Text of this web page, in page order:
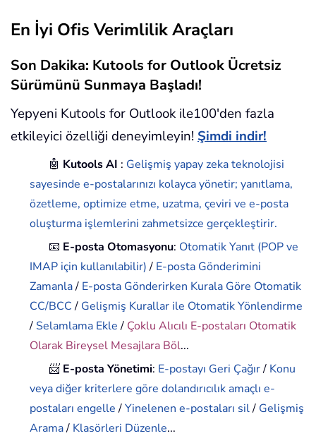
En İyi Ofis Verimlilik Araçları
Son Dakika: Kutools for Outlook Ücretsiz
Sürümünü Sunmaya Başladı!
Yepyeni Kutools for Outlook ile100'den fazla
etkileyici özelliği deneyimleyin! Şimdi indir!
🤖 Kutools AI : Gelişmiş yapay zeka teknolojisi
sayesinde e-postalarınızı kolayca yönetir; yanıtlama,
özetleme, optimize etme, uzatma, çeviri ve e-posta
oluşturma işlemlerini zahmetsizce gerçekleştirir.
📧 E-posta Otomasyonu: Otomatik Yanıt (POP ve
IMAP için kullanılabilir)/ E-posta Gönderimini
Zamanla/ E-posta Gönderirken Kurala Göre Otomatik
CC/BCC/ Gelişmiş Kurallar ile Otomatik Yönlendirme
/ Selamlama Ekle/ Çoklu Alıcılı E-postaları Otomatik
Olarak Bireysel Mesajlara Böl...
📨 E-posta Yönetimi: E-postayı Geri Çağır/ Konu
veya diğer kriterlere göre dolandırıcılık amaçlı e-
postaları engelle/Yinelenen e-postaları sil/ Gelişmiş
Arama/ Klasörleri Düzenle...